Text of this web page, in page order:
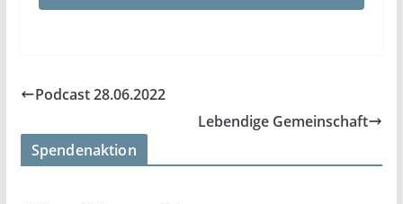
Podcast 28.06.2022
Lebendige Gemeinschaft
Spendenaktion